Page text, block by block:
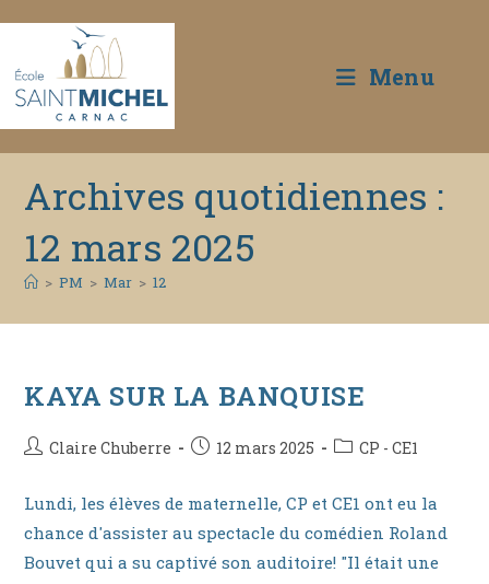
Menu
Archives quotidiennes :
12 mars 2025
> PM > Mar > 12
KAYA SUR LA BANQUISE
Auteur/autrice
la
publication :
Claire Chuberre
Publication
12 mars 2025
PostCP - CE1
Lundi, les élèves de maternelle, CP et CE1 ont eu la
chance d'assister au spectacle du comédien Roland
Bouvet qui a su captivé son auditoire! "Il était une